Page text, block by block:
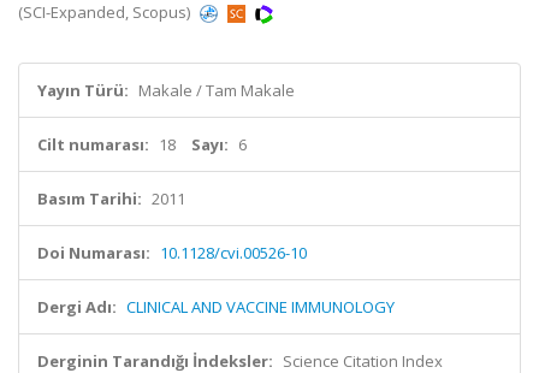
(SCI-Expanded, Scopus)
Yayın Türü: Makale / Tam Makale
Cilt numarası: 18 Sayı: 6
Basım Tarihi: 2011
Doi Numarası: 10.1128/cvi.00526-10
Dergi Adı: CLINICAL AND VACCINE IMMUNOLOGY
Derginin Tarandığı İndeksler: Science Citation Index